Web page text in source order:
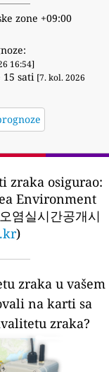
zone +09:00
16:54]
sati [7. kol. 2026
zraka osigurao:
Environment
염실시간공개시
)
zraka u vašem
na karti sa
zraka?